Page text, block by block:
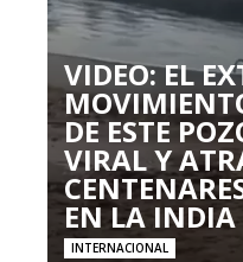
VIDEO: EL
DE ESTE
VIRAL Y
EN LA INDIA
INTERNACIONAL